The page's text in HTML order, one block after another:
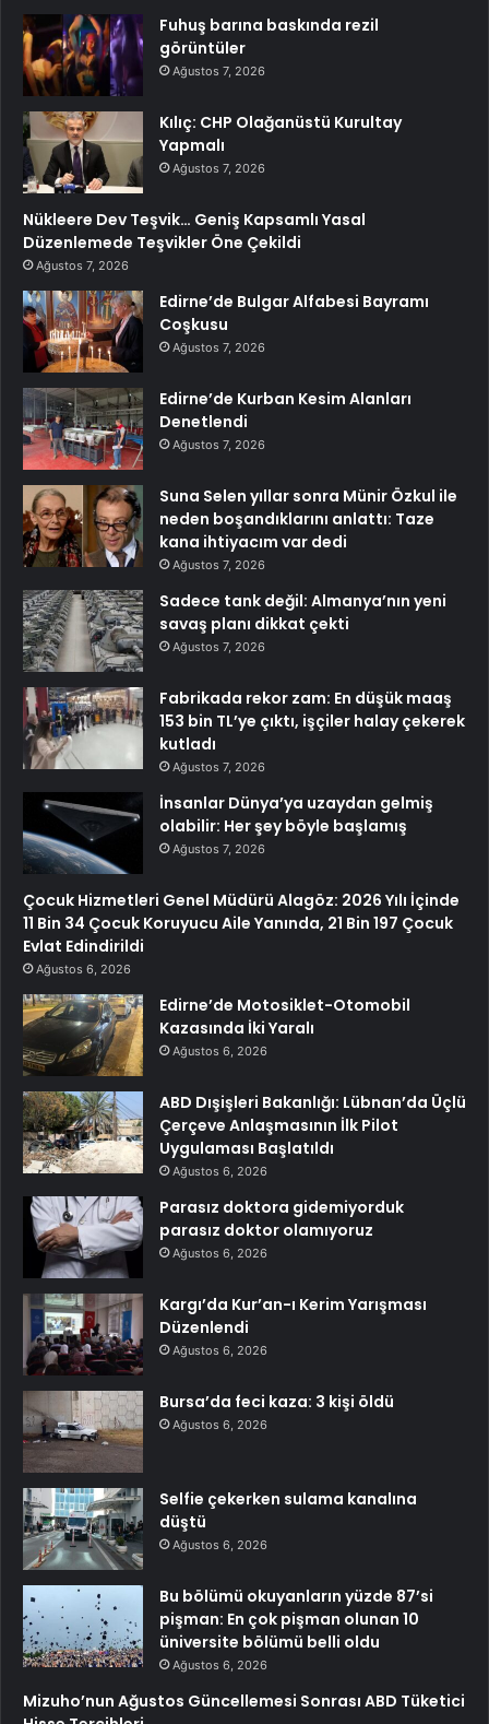
Fuhuş barına baskında rezil
görüntüler
Ağustos 7, 2026
Kılıç: CHP Olağanüstü Kurultay
Yapmalı
Ağustos 7, 2026
Nükleere Dev Teşvik… Geniş Kapsamlı Yasal
Düzenlemede Teşvikler Öne Çekildi
Ağustos 7, 2026
Edirne’de Bulgar Alfabesi Bayramı
Coşkusu
Ağustos 7, 2026
Edirne’de Kurban Kesim Alanları
Denetlendi
Ağustos 7, 2026
Suna Selen yıllar sonra Münir Özkul ile
neden boşandıklarını anlattı: Taze
kana ihtiyacım var dedi
Ağustos 7, 2026
Sadece tank değil: Almanya’nın yeni
savaş planı dikkat çekti
Ağustos 7, 2026
Fabrikada rekor zam: En düşük maaş
153 bin TL’ye çıktı, işçiler halay çekerek
kutladı
Ağustos 7, 2026
İnsanlar Dünya’ya uzaydan gelmiş
olabilir: Her şey böyle başlamış
Ağustos 7, 2026
Çocuk Hizmetleri Genel Müdürü Alagöz: 2026 Yılı İçinde
11 Bin 34 Çocuk Koruyucu Aile Yanında, 21 Bin 197 Çocuk
Evlat Edindirildi
Ağustos 6, 2026
Edirne’de Motosiklet-Otomobil
Kazasında İki Yaralı
Ağustos 6, 2026
ABD Dışişleri Bakanlığı: Lübnan’da Üçlü
Çerçeve Anlaşmasının İlk Pilot
Uygulaması Başlatıldı
Ağustos 6, 2026
Parasız doktora gidemiyorduk
parasız doktor olamıyoruz
Ağustos 6, 2026
Kargı’da Kur’an-ı Kerim Yarışması
Düzenlendi
Ağustos 6, 2026
Bursa’da feci kaza: 3 kişi öldü
Ağustos 6, 2026
Selfie çekerken sulama kanalına
düştü
Ağustos 6, 2026
Bu bölümü okuyanların yüzde 87’si
pişman: En çok pişman olunan 10
üniversite bölümü belli oldu
Ağustos 6, 2026
Mizuho’nun Ağustos Güncellemesi Sonrası ABD Tüketici